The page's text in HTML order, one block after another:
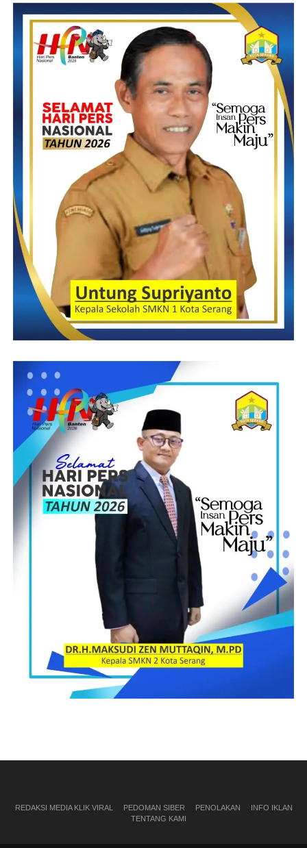
REDAKSI MEDIA KLIK VIRAL PEDOMAN SIBER PENOLAKAN
INFO IKLAN
TENTANG KAMI